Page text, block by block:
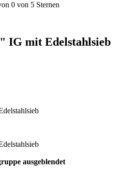
0 von 5 Sternen
IG mit Edelstahlsieb
ausgeblendet